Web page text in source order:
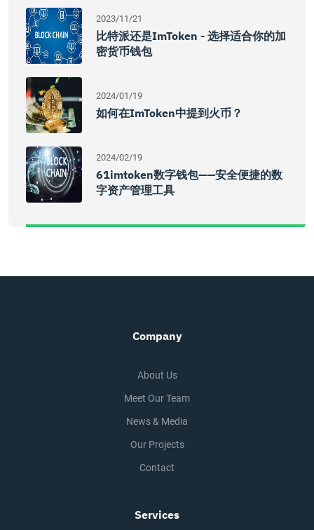
2023/11/21
比特派还是imToken - 选择适合你的加
密货币钱包
2024/01/19
如何在imToken中提到火币？
2024/02/19
61imtoken数字钱包——安全便捷的数
字资产管理工具
Company
About Us
Meet Our Team
News & Media
Our Projects
Contact
Services